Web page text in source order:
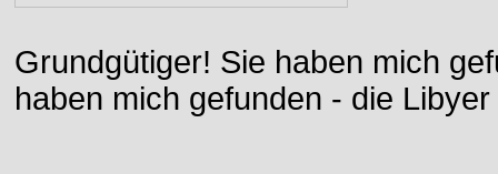
Grundgütiger! Sie haben mich
haben mich gefunden - die